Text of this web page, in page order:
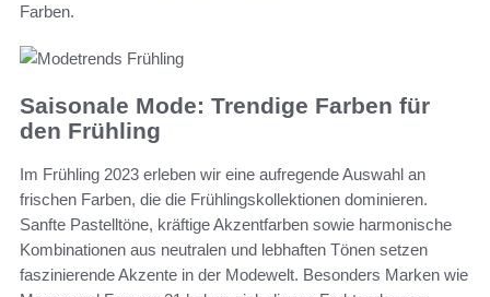
Farben.
Saisonale Mode: Trendige Farben für
den Frühling
Im Frühling 2023 erleben wir eine aufregende Auswahl an
frischen Farben, die die Frühlingskollektionen dominieren.
Sanfte Pastelltöne, kräftige Akzentfarben sowie harmonische
Kombinationen aus neutralen und lebhaften Tönen setzen
faszinierende Akzente in der Modewelt. Besonders Marken wie